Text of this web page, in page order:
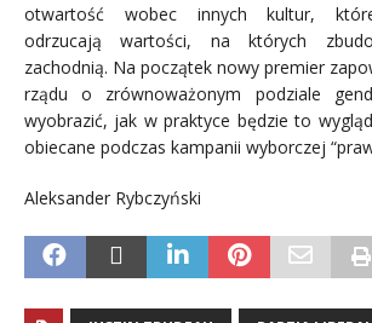
otwartość wobec innych kultur,
odrzucają wartości, na których
zachodnią. Na początek nowy premier
rządu o zrównoważonym podziale
wyobrazić, jak w praktyce będzie to
obiecane podczas kampanii wyborczej
Aleksander Rybczyński